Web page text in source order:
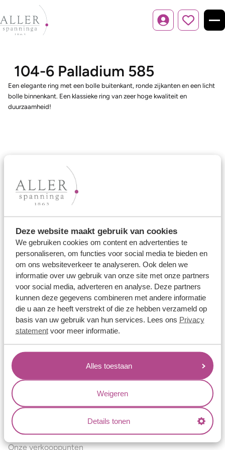
Deze website maakt gebruik van cookies
We gebruiken cookies om content en advertenties te
personaliseren, om functies voor social media te bieden en
om ons websiteverkeer te analyseren. Ook delen we
informatie over uw gebruik van onze site met onze partners
voor social media, adverteren en analyse. Deze partners
kunnen deze gegevens combineren met andere informatie
die u aan ze heeft verstrekt of die ze hebben verzameld op
basis van uw gebruik van hun services. Lees ons Privacy
statementvoor meer informatie.
Alles toestaan
Weigeren
Details tonen
Inloggen
104-6 Palladium 585
Een elegante ring met een bolle buitenkant, ronde zijkanten en een licht
bolle binnenkant. Een klassieke ring van zeer hoge kwaliteit en
duurzaamheid!
Ons aanbod
Trouwringen
Verlovingsringen
Vriendschapsringen
Over ons
Aller Spanninga
Historie
Certificaten
Blogs
Jouw voordelen
Conflictvrije Materialen
Oneindig veel mogelijkheden
Kwaliteit
Juweliers & Contact
Onze verkooppunten